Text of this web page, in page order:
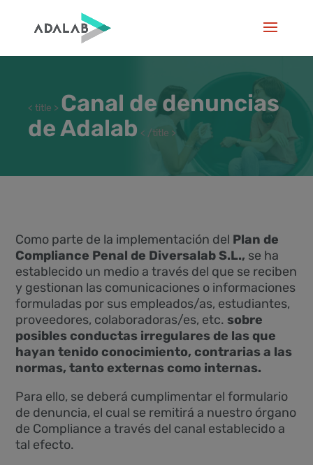
< title > Canal de denuncias
de Adalab < /title >
Como parte de la implementación del Plan de
Compliance Penal de Diversalab S.L., se ha
establecido un medio a través del que se reciben
y gestionan las comunicaciones o informaciones
formuladas por sus empleados/as, estudiantes,
proveedores, colaboradoras/es, etc. sobre
posibles conductas irregulares de las que
hayan tenido conocimiento, contrarias a las
normas, tanto externas como internas.
Para ello, se deberá cumplimentar el formulario
de denuncia, el cual se remitirá a nuestro órgano
de Compliance a través del canal establecido a
tal efecto.